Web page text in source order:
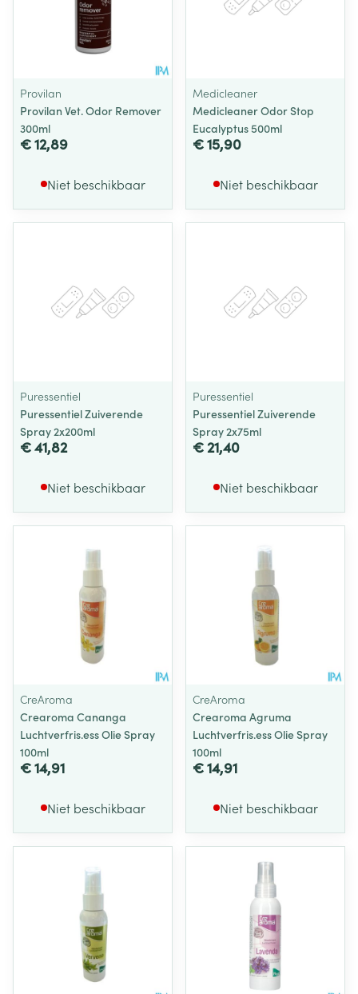
Provilan
Provilan Vet. Odor Remover
300ml
€ 12,89
Niet beschikbaar
Medicleaner
Medicleaner Odor Stop
Eucalyptus 500ml
€ 15,90
Niet beschikbaar
Puressentiel
Puressentiel Zuiverende
Spray 2x200ml
€ 41,82
Niet beschikbaar
Puressentiel
Puressentiel Zuiverende
Spray 2x75ml
€ 21,40
Niet beschikbaar
CreAroma
Crearoma Cananga
Luchtverfris.ess Olie Spray
100ml
€ 14,91
Niet beschikbaar
CreAroma
Crearoma Agruma
Luchtverfris.ess Olie Spray
100ml
€ 14,91
Niet beschikbaar